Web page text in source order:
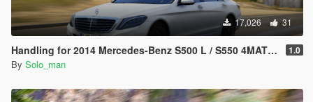
17,026 31
Handling for 2014 Mercedes-Benz S500 L / S550 4MATIC (W222) by XPERIA 1.0
By Solo_man